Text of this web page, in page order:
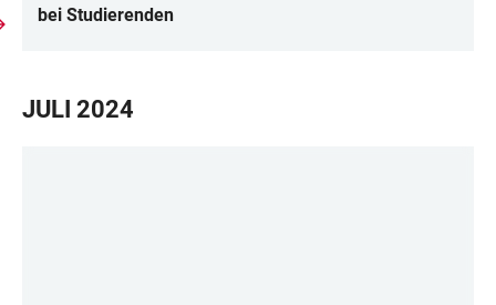
bei Studierenden
JULI 2024